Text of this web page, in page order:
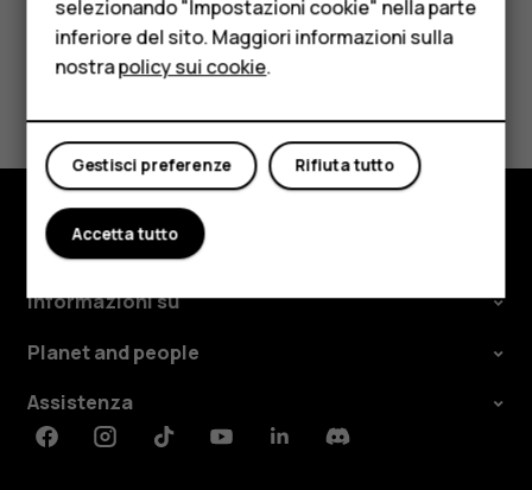
Tablet
Negozio
Il mio account
Ti è stato d'aiuto?
Sì No
Negozio
Informazioni su
Planet and people
Assistenza
FacebookInstagramTiktokYoutubeLinkedinDiscord
selezionando "Impostazioni cookie" nella parte
inferiore del sito. Maggiori informazioni sulla
nostrapolicy sui cookie.
Rifiuta tutto
Gestisci preferenze
Accetta tutto